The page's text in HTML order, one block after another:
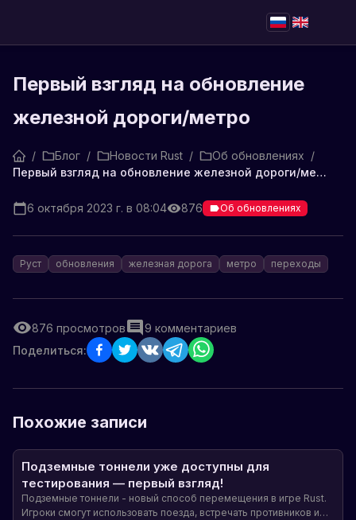
Первый взгляд на обновление
железной дороги/метро
/ Блог / Новости Rust / Об обновлениях /
Первый взгляд на обновление железной дороги/метро
6 октября 2023 г. в 08:04 876 Об обновлениях
Руст обновления железная дорога метро переходы
876 просмотров 9 комментариев
Поделиться:
Похожие записи
Подземные тоннели уже доступны для
тестирования — первый взгляд!
Подземные тоннели - новый способ перемещения в игре Rust.
Игроки смогут использовать поезда, встречать противников и